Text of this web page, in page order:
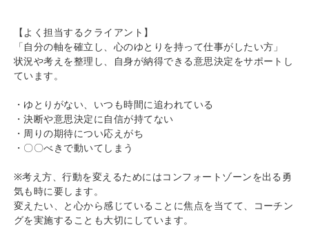
【よく担当するクライアント】
「自分の軸を確立し、心のゆとりを持って仕事がしたい方」
状況や考えを整理し、自身が納得できる意思決定をサポートし
ています。
・ゆとりがない、いつも時間に追われている
・決断や意思決定に自信が持てない
・周りの期待につい応えがち
・〇〇べきで動いてしまう
※考え方、行動を変えるためにはコンフォートゾーンを出る勇
気も時に要します。
変えたい、と心から感じていることに焦点を当てて、コーチン
グを実施することも大切にしています。